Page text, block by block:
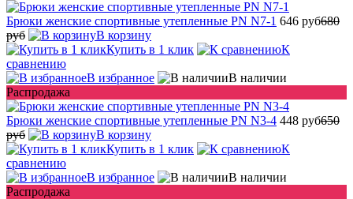
Брюки женские спортивные утепленные PN N7-1 646 руб680
руб
В корзину
Купить в 1 клик
К
сравнению
В избранное
В наличии
Распродажа
Брюки женские спортивные утепленные PN N3-4 448 руб650
руб
В корзину
Купить в 1 клик
К
сравнению
В избранное
В наличии
Распродажа